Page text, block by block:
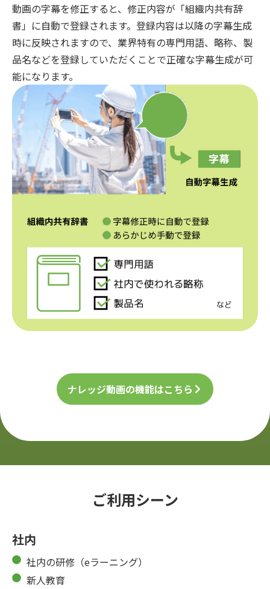
動画の字幕を修正すると、修正内容が「組織内共有辞
書」に自動で登録されます。登録内容は以降の字幕生成
時に反映されますので、業界特有の専門用語、略称、製
品名などを登録していただくことで正確な字幕生成が可
能になります。
ナレッジ動画の機能はこちら
ご利用シーン
社内
社内の研修（eラーニング）
新人教育